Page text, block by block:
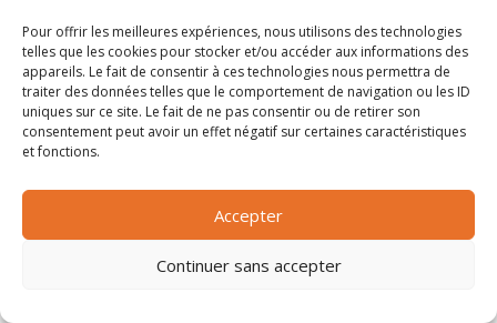
Pour offrir les meilleures expériences, nous utilisons des technologies
telles que les cookies pour stocker et/ou accéder aux informations des
appareils. Le fait de consentir à ces technologies nous permettra de
traiter des données telles que le comportement de navigation ou les ID
uniques sur ce site. Le fait de ne pas consentir ou de retirer son
consentement peut avoir un effet négatif sur certaines caractéristiques
et fonctions.
Accepter
Continuer sans accepter
Immobilier logements
Impression 3D
Imprimerie
Indre 36